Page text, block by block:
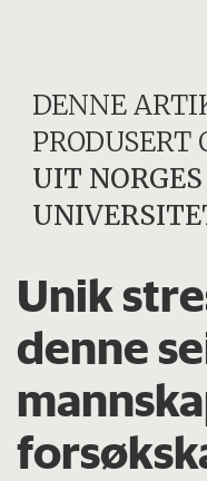
DENNE
UIT
Unik
denne